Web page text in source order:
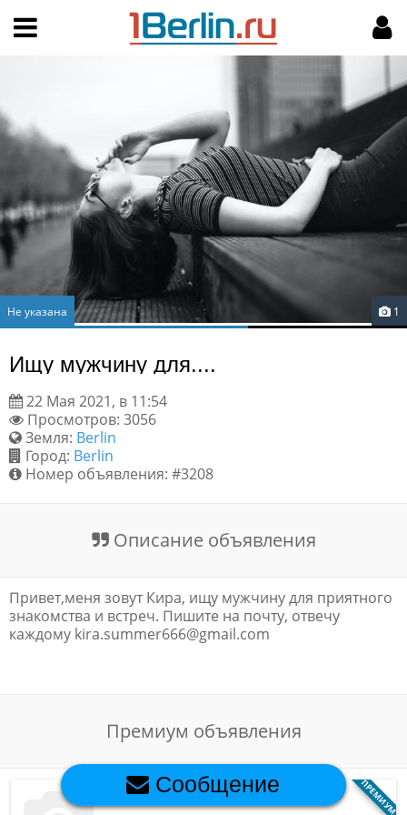
Пользовательское соглашение
Правила доски объявлений
Компьютерная версия
Текстовая реклама
Обратная связь
МОЙ АККАУНТ
Мои объявления
Не указана 1
Ищу мужчину для....
22 Мая 2021, в 11:54
Просмотров: 3056
Земля: Berlin
Город: Berlin
Номер объявления: #3208
Описание объявления
Привет,меня зовут Кира, ищу мужчину для приятного
знакомства и встреч. Пишите на почту, отвечу
каждому kira.summer666@gmail.com
Премиум объявления
ПРЕМИУМ
Berlin (Berlin)
Сообщение